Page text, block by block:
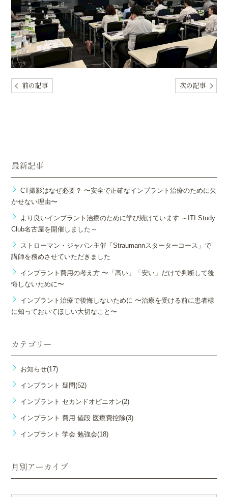
前の記事 次の記事
最新記事
CT撮影はなぜ必要？ 〜安全で正確なインプラント治療のために欠
かせない理由〜
より良いインプラント治療のために学び続けています ～ITI Study
Club名古屋を開催しました～
ストローマン・ジャパン主催「Straumannスターターコース」で
講師を務めさせていただきました
インプラント費用の考え方 〜「高い」「安い」だけで判断して後
悔しないために〜
インプラント治療で後悔しないために 〜治療を受ける前に患者様
に知っておいてほしい大切なこと〜
カテゴリー
お知らせ(17)
インプラント 疑問(52)
インプラント セカンドオピニオン(2)
インプラント 費用 値段 医療費控除(3)
インプラント 学会 勉強会(18)
月別アーカイブ